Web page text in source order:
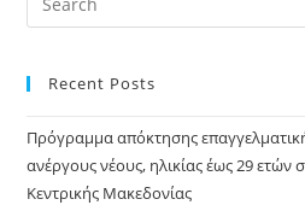
Recent Posts
Πρόγραμμα απόκτησης
ανέργους νέους, ηλικίας έως 29 ετών
Κεντρικής Μακεδονίας